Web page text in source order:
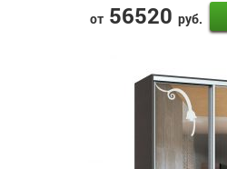
от 56520 руб.